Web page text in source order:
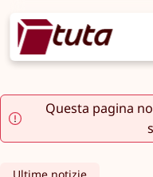
Questa pagina